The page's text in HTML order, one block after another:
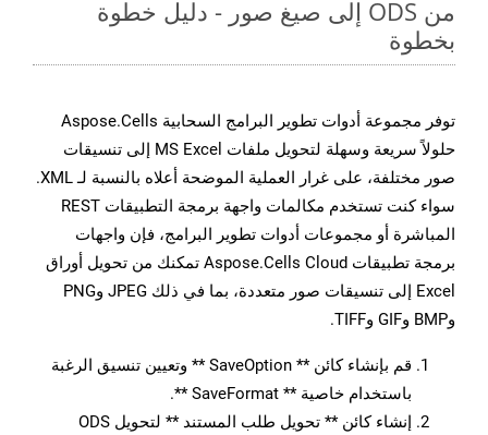
من ODS إلى صيغ صور - دليل خطوة
بخطوة
توفر مجموعة أدوات تطوير البرامج السحابية Aspose.Cells
حلولاً سريعة وسهلة لتحويل ملفات MS Excel إلى تنسيقات
صور مختلفة، على غرار العملية الموضحة أعلاه بالنسبة لـ XML.
سواء كنت تستخدم مكالمات واجهة برمجة التطبيقات REST
المباشرة أو مجموعات أدوات تطوير البرامج، فإن واجهات
برمجة تطبيقات Aspose.Cells Cloud تمكنك من تحويل أوراق
Excel إلى تنسيقات صور متعددة، بما في ذلك JPEG وPNG
وBMP وGIF وTIFF.
قم بإنشاء كائن ** SaveOption ** وتعيين تنسيق الرغبة
باستخدام خاصية ** SaveFormat **.
إنشاء كائن ** تحويل طلب المستند ** لتحويل ODS